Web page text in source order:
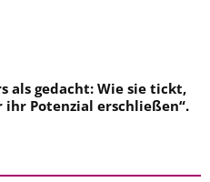
als gedacht: Wie sie tickt,
Potenzial erschließen“.